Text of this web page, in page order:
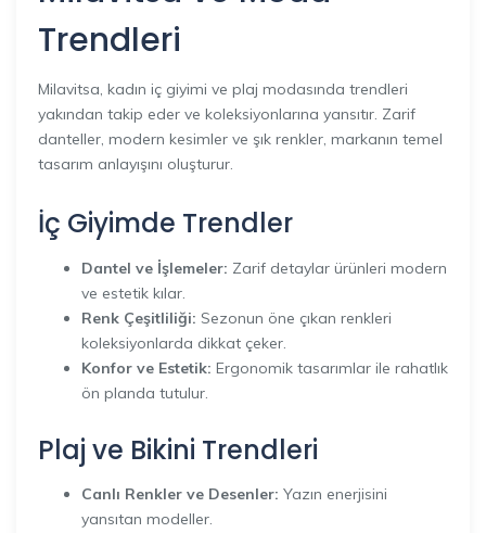
Trendleri
Milavitsa, kadın iç giyimi ve plaj modasında trendleri
yakından takip eder ve koleksiyonlarına yansıtır. Zarif
danteller, modern kesimler ve şık renkler, markanın temel
tasarım anlayışını oluşturur.
İç Giyimde Trendler
Dantel ve İşlemeler: Zarif detaylar ürünleri modern
ve estetik kılar.
Renk Çeşitliliği: Sezonun öne çıkan renkleri
koleksiyonlarda dikkat çeker.
Konfor ve Estetik: Ergonomik tasarımlar ile rahatlık
ön planda tutulur.
Plaj ve Bikini Trendleri
Canlı Renkler ve Desenler: Yazın enerjisini
yansıtan modeller.